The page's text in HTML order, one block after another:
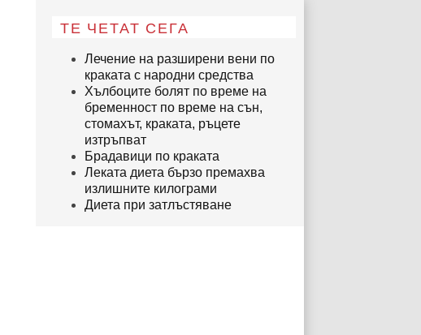
ТЕ ЧЕТАТ СЕГА
Лечение на разширени вени по
краката с народни средства
Хълбоците болят по време на
бременност по време на сън,
стомахът, краката, ръцете
изтръпват
Брадавици по краката
Леката диета бързо премахва
излишните килограми
Диета при затлъстяване